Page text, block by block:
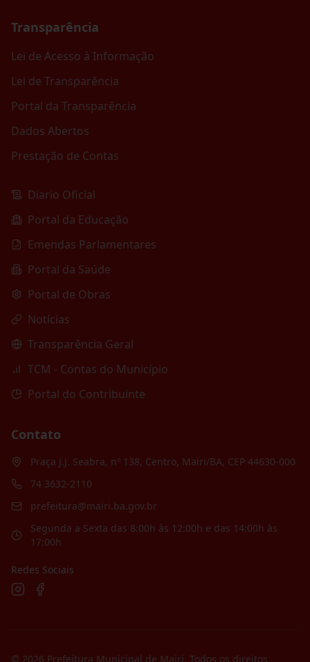
Transparência
Lei de Acesso à Informação
Lei de Transparência
Portal da Transparência
Dados Abertos
Prestação de Contas
Diario Oficial
Portal da Educação
Emendas Parlamentares
Portal da Saúde
Portal de Obras
Notícias
Transparência Geral
TCM - Contas do Município
Portal do Contribuinte
Contato
Praça J.J. Seabra, nº 138, Centro, Mairi/BA, CEP 44630-000
74 3632-2110
prefeitura@mairi.ba.gov.br
Segunda a Sexta das 8:00h às 12:00h e das 14:00h às
17:00h
Redes Sociais
© 2026 Prefeitura Municipal de Mairi. Todos os direitos